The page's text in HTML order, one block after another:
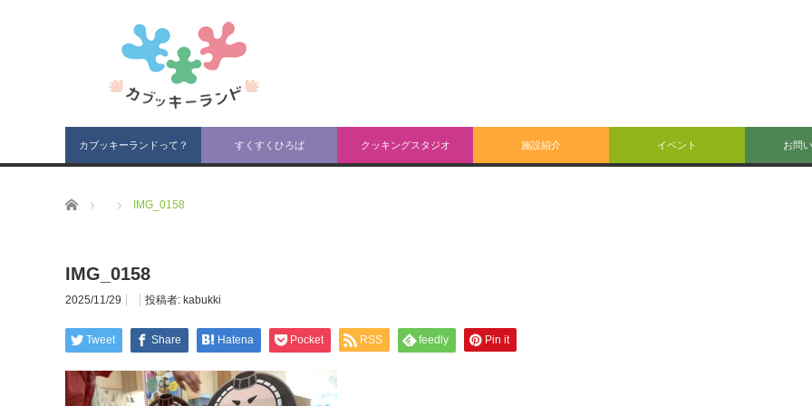
カブッキーランドって？ すくすくひろば クッキングスタジオ 施設紹介 イベント お問
ホーム IMG_0158
IMG_0158
2025/11/29 投稿者: kabukki
Tweet Share Hatena Pocket RSS feedly Pin it